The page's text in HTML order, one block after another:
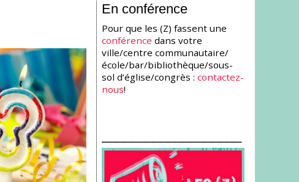
En conférence
Pour que les (Z) fassent une
conférence dans votre
ville/centre communautaire/
école/bar/bibliothèque/sous-
sol d’église/congrès :contactez-
nous!